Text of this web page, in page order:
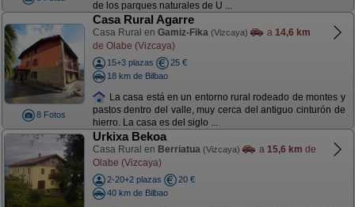
de los parques naturales de U ...
8 Fotos
Casa Rural Agarre
Casa Rural en Gamiz-Fika (Vizcaya) a 14,6 km
de Olabe (Vizcaya)
15+3 plazas
25 €
18 km de Bilbao
La casa está en un entorno rural rodeado de montes y
pastos dentro del valle, muy cerca del antiguo cinturón de
hierro. La casa es del siglo ...
Urkixa Bekoa
Casa Rural en Berriatua (Vizcaya) a 15,6 km de
Olabe (Vizcaya)
2-20+2 plazas
20 €
40 km de Bilbao